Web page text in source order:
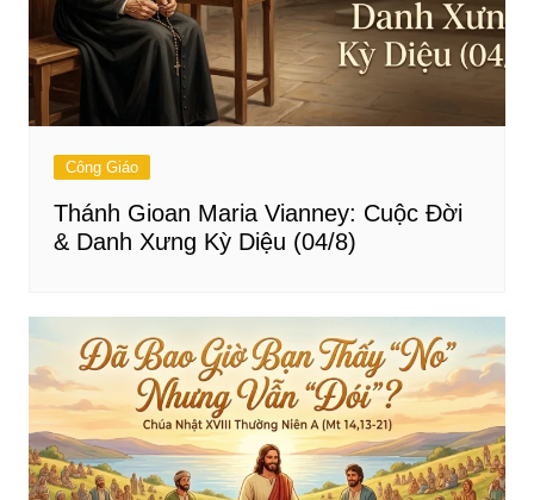
Công Giáo
Thánh Gioan Maria Vianney: Cuộc Đời
& Danh Xưng Kỳ Diệu (04/8)